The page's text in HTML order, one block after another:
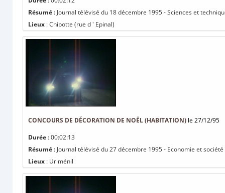
Résumé : Journal télévisé du 18 décembre 1995 - Sciences et
Lieux : Chipotte (rue d ' Epinal)
CONCOURS DE DÉCORATION DE NOËL (HABITATION) le 27/12/95
Durée : 00:02:13
Résumé : Journal télévisé du 27 décembre 1995 - Economie et
Lieux : Uriménil